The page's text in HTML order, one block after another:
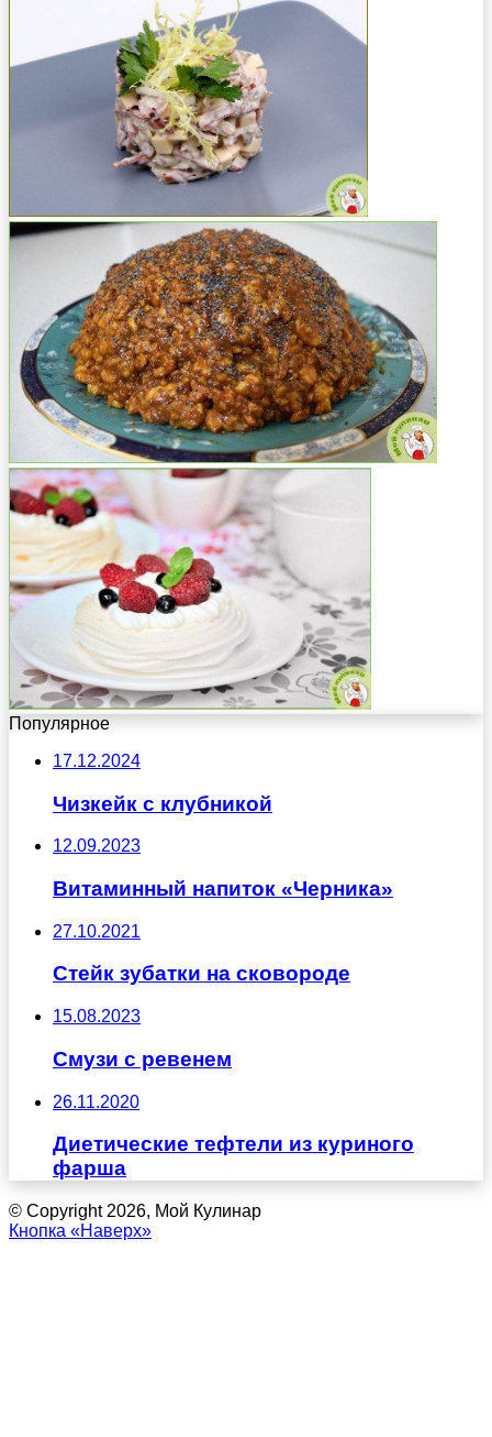
Популярное
17.12.2024
Чизкейк с клубникой
12.09.2023
Витаминный напиток «Черника»
27.10.2021
Стейк зубатки на сковороде
15.08.2023
Смузи с ревенем
26.11.2020
Диетические тефтели из куриного
фарша
© Copyright 2026, Мой Кулинар
Кнопка «Наверх»